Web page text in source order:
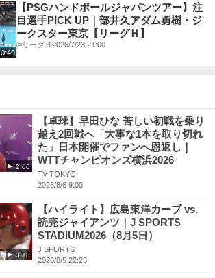
0:49
【PSGハンドボールジャパンツアー】注
目選手PICK UP｜部井久アダム勇樹・ジ
ークスター東京【リーグＨ】
©リーグＨ2026/7/23 21:00
2:06
【卓球】早田ひな 苦しい初戦を乗り
越え2回戦へ「大事な1本を取り切れ
た」日本開催でファンへ恩返し｜
WTTチャンピオンズ横浜2026
TV TOKYO
2026/8/6 9:00
3:18
【ハイライト】広島東洋カープ vs.
読売ジャイアンツ｜J SPORTS
STADIUM2026（8月5日）
J SPORTS
2026/8/5 22:23